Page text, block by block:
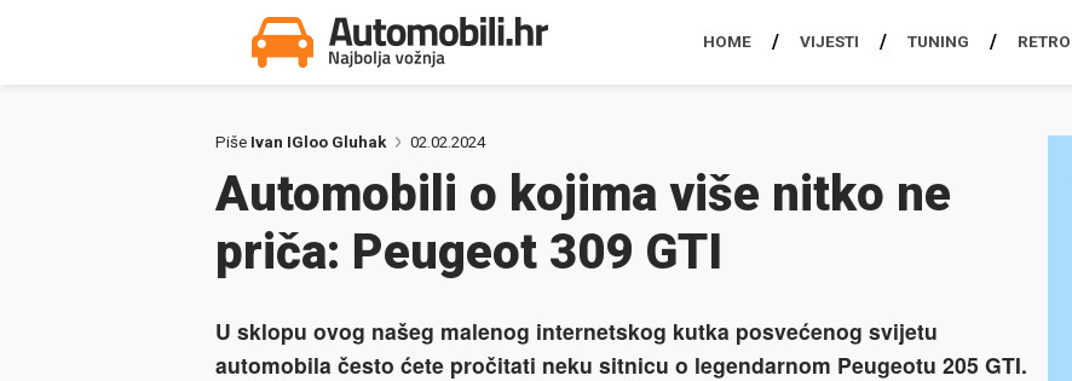
HOME VIJESTI TUNING RETRO
Piše Ivan IGloo Gluhak 02.02.2024
Automobili o kojima više nitko ne
priča: Peugeot 309 GTI
U sklopu ovog našeg malenog internetskog kutka posvećenog svijetu
automobila često ćete pročitati neku sitnicu o legendarnom Peugeotu 205 GTI.